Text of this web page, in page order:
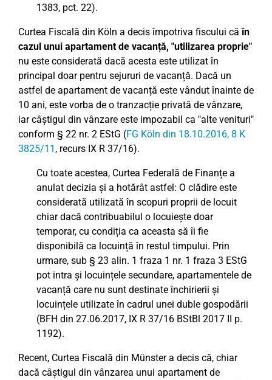
1383, pct. 22).
Curtea Fiscală din Köln a decis împotriva fiscului căîn
cazul unui apartament de vacanță, "utilizarea proprie"
nu este considerată dacă acesta este utilizat în
principal doar pentru sejururi de vacanță. Dacă un
astfel de apartament de vacanță este vândut înainte de
10 ani, este vorba de o tranzacție privată de vânzare,
iar câștigul din vânzare este impozabil ca "alte venituri"
conform § 22 nr. 2 EStG (FG Köln din 18.10.2016, 8 K
3825/11 , recurs IX R 37/16).
Cu toate acestea, Curtea Federală de Finanțe a
anulat decizia și a hotărât astfel: O clădire este
considerată utilizată în scopuri proprii de locuit
chiar dacă contribuabilul o locuiește doar
temporar, cu condiția ca aceasta să îi fie
disponibilă ca locuință în restul timpului. Prin
urmare, sub § 23 alin. 1 fraza 1 nr. 1 fraza 3 EStG
pot intra și locuințele secundare, apartamentele de
vacanță care nu sunt destinate închirierii și
locuințele utilizate în cadrul unei duble gospodării
(BFH din 27.06.2017, IX R 37/16 BStBl 2017 II p.
1192).
Recent, Curtea Fiscală din Münster a decis că, chiar
dacă câștigul din vânzarea unui apartament de